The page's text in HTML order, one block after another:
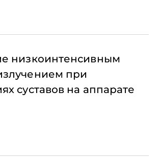
низкоинтенсивным
при
суставов на аппарате